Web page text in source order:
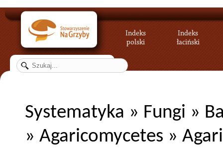
Indeks
polski
Indeks
łaciński
Systematyka » Fungi »
» Agaricomycetes »